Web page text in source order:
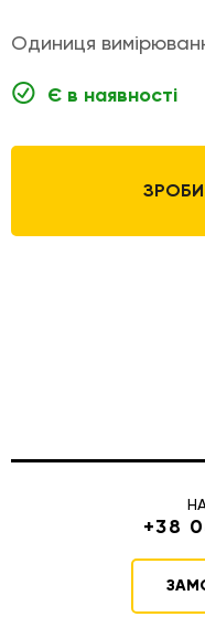
Одиниця
Є в наявності
+38